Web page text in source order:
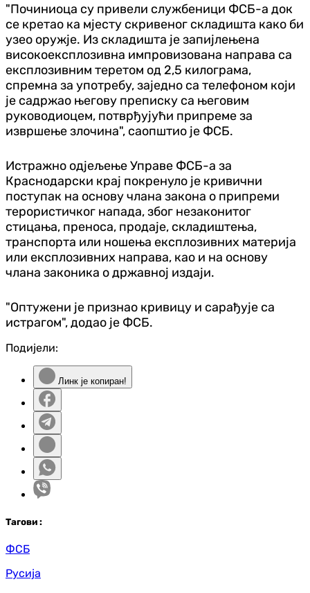
"Починиоца су привели службеници ФСБ-а док
се кретао ка мјесту скривеног складишта како би
узео оружје. Из складишта је запијлењена
високоексплозивна импровизована направа са
експлозивним теретом од 2,5 килограма,
спремна за употребу, заједно са телефоном који
је садржао његову преписку са његовим
руководиоцем, потврђујући припреме за
извршење злочина", саопштио је ФСБ.
Истражно одјељење Управе ФСБ-а за
Краснодарски крај покренуло је кривични
поступак на основу члана закона о припреми
терористичког напада, због незаконитог
стицања, преноса, продаје, складиштења,
транспорта или ношења експлозивних материја
или експлозивних направа, као и на основу
члана законика о државној издаји.
"Оптужени је признао кривицу и сарађује са
истрагом", додао је ФСБ.
Подијели:
Линк је копиран!
Тагови :
ФСБ
Русија